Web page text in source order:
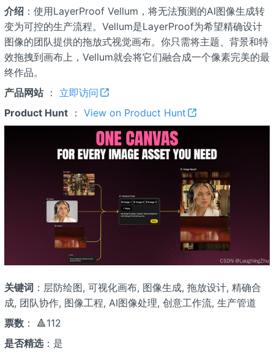
介绍：使用LayerProof Vellum，将无法预测的AI图像生成转
变为可控的生产流程。Vellum是LayerProof为希望精确设计
图像的团队提供的拖放式视觉画布。你只需将主题、背景和特
效拖拽到画布上，Vellum就会将它们融合成一个像素完美的最
终作品。
产品网站： 立即访问
Product Hunt： View on Product Hunt
关键词 ：层防绘图, 可视化画布, 图像生成, 拖放设计, 精确合
成, 团队协作, 图像工程, AI图像处理, 创意工作流, 生产管道
票数： 🔺112
是否精选：是